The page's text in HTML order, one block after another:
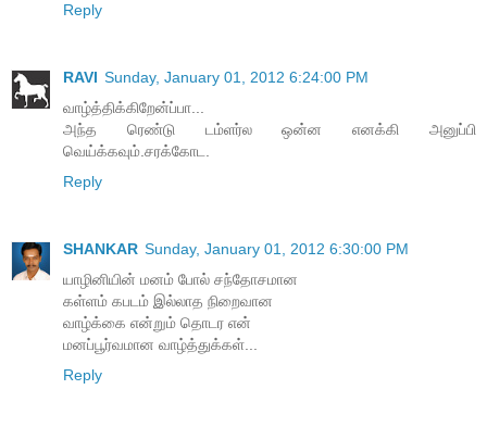
Reply
RAVI Sunday, January 01, 2012 6:24:00 PM
வாழ்த்திக்கிறேன்ப்பா...
அந்த ரெண்டு டம்ளர்ல ஒன்ன எனக்கி அனுப்பி
வெய்க்கவும்.சரக்கோட.
Reply
SHANKAR Sunday, January 01, 2012 6:30:00 PM
யாழினியின் மனம் போல் சந்தோசமான
கள்ளம் கபடம் இல்லாத நிறைவான
வாழ்க்கை என்றும் தொடர என்
மனப்பூர்வமான வாழ்த்துக்கள்...
Reply